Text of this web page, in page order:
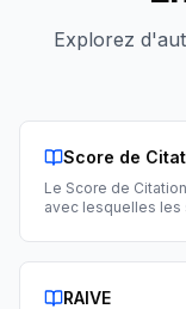
Explorez
Score de
Le Score de
avec lesquelles les
RAIVE